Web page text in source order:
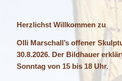
Herzlichst Willkommen zu
Olli Marschall’s offener
30.8.2026. Der Bildhauer
Sonntag von 15 bis 18 Uhr.